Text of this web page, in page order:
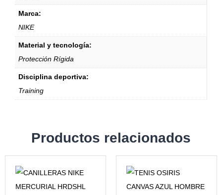
Marca:
NIKE
Material y tecnología:
Protección Rígida
Disciplina deportiva:
Training
Productos relacionados